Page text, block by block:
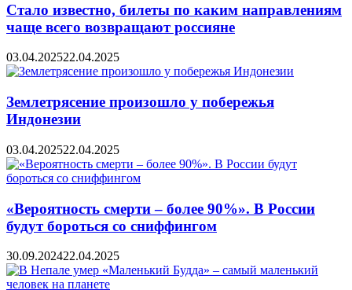
Стало известно, билеты по каким направлениям
чаще всего возвращают россияне
03.04.202522.04.2025
Землетрясение произошло у побережья
Индонезии
03.04.202522.04.2025
«Вероятность смерти – более 90%». В России
будут бороться со сниффингом
30.09.202422.04.2025